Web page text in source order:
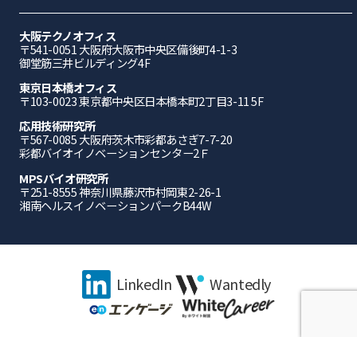
大阪テクノオフィス
〒541-0051 ⼤阪府⼤阪市中央区備後町4-1-3
御堂筋三井ビルディング4F
東京日本橋オフィス
〒103-0023 東京都中央区日本橋本町2丁目3-11 5F
応⽤技術研究所
〒567-0085 ⼤阪府茨⽊市彩都あさぎ7-7-20
彩都バイオイノベーションセンター2Ｆ
MPSバイオ研究所
〒251-8555 神奈川県藤沢市村岡東2-26-1
湘南ヘルスイノベーションパークB44W
LinkedIn Wantedly